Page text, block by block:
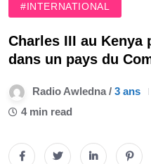
#INTERNATIONAL
Charles III au Kenya
dans un pays du
Radio Awledna / 3 ans
4 min read